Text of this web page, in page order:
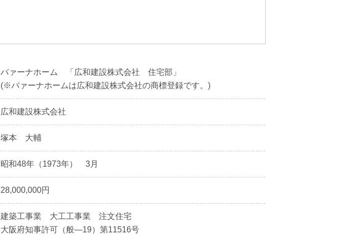
バァーナホーム 「広和建設株式会社 住宅部」
(※バァーナホームは広和建設株式会社の商標登録です。)
広和建設株式会社
塚本 大輔
昭和48年（1973年） 3月
28,000,000円
建築工事業 大工工事業 注文住宅
大阪府知事許可（般―19）第11516号